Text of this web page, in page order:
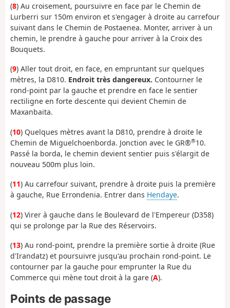
(8) Au croisement, poursuivre en face par le Chemin de
Lurberri sur 150m environ et s'engager à droite au carrefour
suivant dans le Chemin de Postaenea. Monter, arriver à un
chemin, le prendre à gauche pour arriver à la Croix des
Bouquets.
(9) Aller tout droit, en face, en empruntant sur quelques
mètres, la D810. Endroit très dangereux. Contourner le
rond-point par la gauche et prendre en face le sentier
rectiligne en forte descente qui devient Chemin de
Maxanbaita.
(10) Quelques mètres avant la D810, prendre à droite le
Chemin de Miguelchoenborda. Jonction avec le GR®®10.
Passé la borda, le chemin devient sentier puis s'élargit de
nouveau 500m plus loin.
(11) Au carrefour suivant, prendre à droite puis la première
à gauche, Rue Errondenia. Entrer dans Hendaye.
(12) Virer à gauche dans le Boulevard de l'Empereur (D358)
qui se prolonge par la Rue des Réservoirs.
(13) Au rond-point, prendre la première sortie à droite (Rue
d'Irandatz) et poursuivre jusqu'au prochain rond-point. Le
contourner par la gauche pour emprunter la Rue du
Commerce qui mène tout droit à la gare (A).
Points de passage